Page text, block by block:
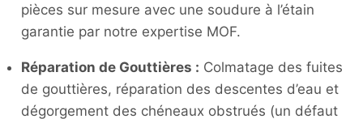
pièces sur mesure avec une soudure à l’étain
garantie par notre expertise MOF.
Réparation de Gouttières : Colmatage des fuites
de gouttières, réparation des descentes d’eau et
dégorgement des chéneaux obstrués (un défaut